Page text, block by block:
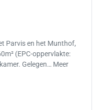
Parvis en het Munthof,
(EPC-oppervlakte:
Gelegen… Meer